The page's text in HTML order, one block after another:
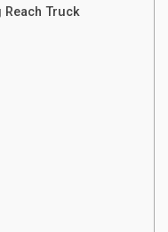
Reach Truck